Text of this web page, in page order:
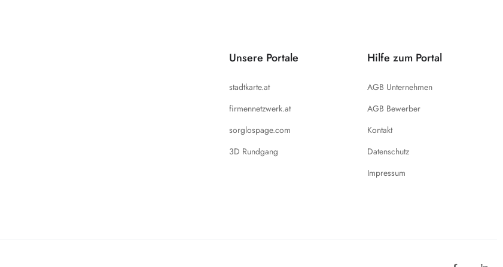
Unsere Portale
stadtkarte.at
firmennetzwerk.at
sorglospage.com
3D Rundgang
Hilfe zum Portal
AGB Unternehmen
AGB Bewerber
Kontakt
Datenschutz
Impressum